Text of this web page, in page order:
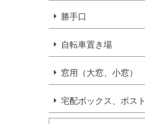
勝手口
自転車置き場
窓用（大窓、小窓）
宅配ボックス、ポスト